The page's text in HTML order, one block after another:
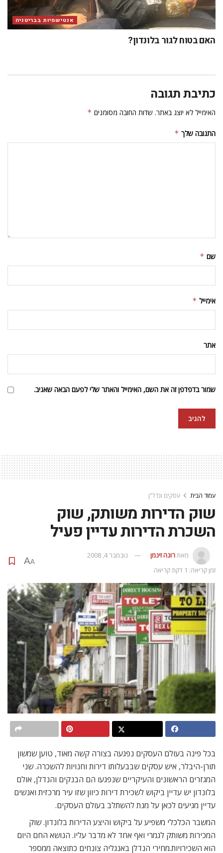
אנטישמיות בבריטניה
האם בטוח לגור בלונדון?
כתיבת תגובה
האימייל לא יוצג באתר. שדות החובה מסומנים *
התגובה שלך *
שם *
אימייל *
אתר
שמור בדפדפן זה את השם, האימייל והאתר שלי לפעם הבאה שאגיב.
עמוד הבית עסקים ונדל"ן
שוק הדירות משותק, שוק
השכרת הדירות עדיין פעיל
מאתרונה זינמן
נובמבר 4, 2008
זמן קריאה: 1 דקת קריאה
A
A
בכל פינה בעולם העסקים נפגעה בצורה קשה מאוד, טוען שמשון
תורן-היבלר, איש עסקים שבבעלותו דירות וחנויות להשכרה. שני
המגזרים הראשונים והעיקריים שנפגעו הם הבנקים והנדלן, אולם
בלונדון יש עדיין ביקוש לשכירת דירות כיוון שזו עיר מרכזית ואנשים
עדיין מגיעים לכאן על מנת להשתלב בעולם העסקים.
המשבר הכלכלי משפיע על ביקוש והיצע הדירות בלונדון. שוק
המכירות משותק לגמרי ואף אחד לא מדבר עליו. הנושא החם היום
הוא השכירויות.מחירי הנדלן באנגליה צונחים כתוצאה ממספר